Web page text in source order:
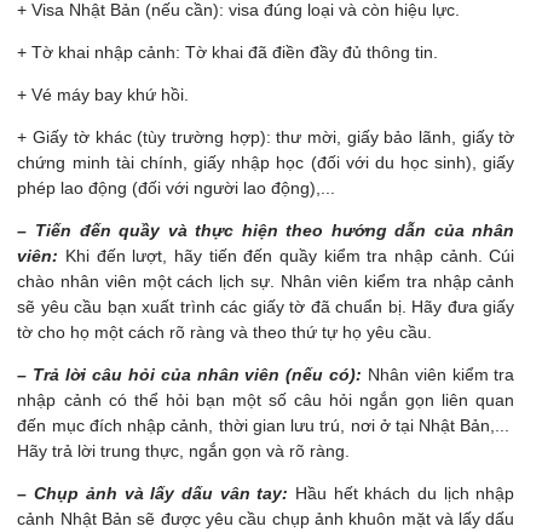
+ Visa Nhật Bản (nếu cần): visa đúng loại và còn hiệu lực.
+ Tờ khai nhập cảnh: Tờ khai đã điền đầy đủ thông tin.
+ Vé máy bay khứ hồi.
+ Giấy tờ khác (tùy trường hợp): thư mời, giấy bảo lãnh, giấy tờ
chứng minh tài chính, giấy nhập học (đối với du học sinh), giấy
phép lao động (đối với người lao động),...
– Tiến đến quầy và thực hiện theo hướng dẫn của nhân
viên: Khi đến lượt, hãy tiến đến quầy kiểm tra nhập cảnh. Cúi
chào nhân viên một cách lịch sự. Nhân viên kiểm tra nhập cảnh
sẽ yêu cầu bạn xuất trình các giấy tờ đã chuẩn bị. Hãy đưa giấy
tờ cho họ một cách rõ ràng và theo thứ tự họ yêu cầu.
– Trả lời câu hỏi của nhân viên (nếu có): Nhân viên kiểm tra
nhập cảnh có thể hỏi bạn một số câu hỏi ngắn gọn liên quan
đến mục đích nhập cảnh, thời gian lưu trú, nơi ở tại Nhật Bản,...
Hãy trả lời trung thực, ngắn gọn và rõ ràng.
– Chụp ảnh và lấy dấu vân tay: Hầu hết khách du lịch nhập
cảnh Nhật Bản sẽ được yêu cầu chụp ảnh khuôn mặt và lấy dấu